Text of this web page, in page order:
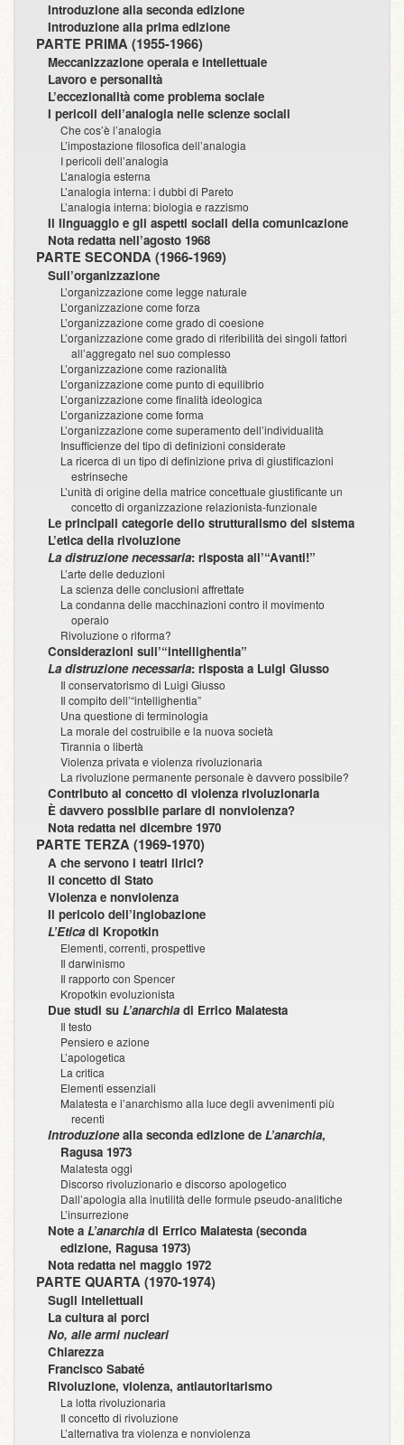
Introduzione alla seconda edizione
Introduzione alla prima edizione
PARTE PRIMA (1955-1966)
Meccanizzazione operaia e intellettuale
Lavoro e personalità
L’eccezionalità come problema sociale
I pericoli dell’analogia nelle scienze sociali
Che cos’è l’analogia
L’impostazione filosofica dell’analogia
I pericoli dell’analogia
L’analogia esterna
L’analogia interna: i dubbi di Pareto
L’analogia interna: biologia e razzismo
Il linguaggio e gli aspetti sociali della comunicazione
Nota redatta nell’agosto 1968
PARTE SECONDA (1966-1969)
Sull’organizzazione
L’organizzazione come legge naturale
L’organizzazione come forza
L’organizzazione come grado di coesione
L’organizzazione come grado di riferibilità dei singoli fattori
all’aggregato nel suo complesso
L’organizzazione come razionalità
L’organizzazione come punto di equilibrio
L’organizzazione come finalità ideologica
L’organizzazione come forma
L’organizzazione come superamento dell’individualità
Insufficienze del tipo di definizioni considerate
La ricerca di un tipo di definizione priva di giustificazioni
estrinseche
L’unità di origine della matrice concettuale giustificante un
concetto di organizzazione relazionista-funzionale
Le principali categorie dello strutturalismo del sistema
L’etica della rivoluzione
La distruzione necessaria: risposta all’“Avanti!”
L’arte delle deduzioni
La scienza delle conclusioni affrettate
La condanna delle macchinazioni contro il movimento
operaio
Rivoluzione o riforma?
Considerazioni sull’“intellighentia”
La distruzione necessaria: risposta a Luigi Giusso
Il conservatorismo di Luigi Giusso
Il compito dell’“intellighentia”
Una questione di terminologia
La morale del costruibile e la nuova società
Tirannia o libertà
Violenza privata e violenza rivoluzionaria
La rivoluzione permanente personale è davvero possibile?
Contributo al concetto di violenza rivoluzionaria
È davvero possibile parlare di nonviolenza?
Nota redatta nel dicembre 1970
PARTE TERZA (1969-1970)
A che servono i teatri lirici?
Il concetto di Stato
Violenza e nonviolenza
Il pericolo dell’inglobazione
L’Etica di Kropotkin
Elementi, correnti, prospettive
Il darwinismo
Il rapporto con Spencer
Kropotkin evoluzionista
Due studi suL’anarchia di Errico Malatesta
Il testo
Pensiero e azione
L’apologetica
La critica
Elementi essenziali
Malatesta e l’anarchismo alla luce degli avvenimenti più
recenti
Introduzionealla seconda edizione deL’anarchia,
Ragusa 1973
Malatesta oggi
Discorso rivoluzionario e discorso apologetico
Dall’apologia alla inutilità delle formule pseudo-analitiche
L’insurrezione
Note aL’anarchia di Errico Malatesta (seconda
edizione, Ragusa 1973)
Nota redatta nel maggio 1972
PARTE QUARTA (1970-1974)
Sugli intellettuali
La cultura ai porci
No, alle armi nucleari
Chiarezza
Francisco Sabaté
Rivoluzione, violenza, antiautoritarismo
La lotta rivoluzionaria
Il concetto di rivoluzione
L’alternativa tra violenza e nonviolenza